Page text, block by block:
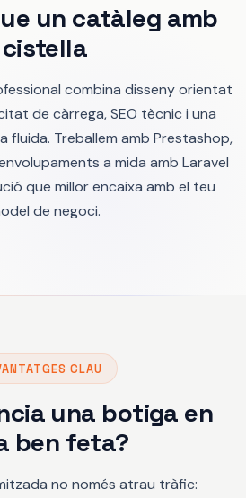
un catàleg amb
cistella
combina disseny orientat
de càrrega, SEO tècnic i una
fluida. Treballem amb Prestashop,
a mida amb Laravel
que millor encaixa amb el teu
de negoci.
CLAU
una botiga en
ben feta?
no només atrau tràfic: